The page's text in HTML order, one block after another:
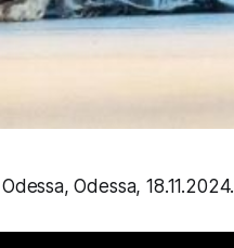
Odessa, 18.11.2024.